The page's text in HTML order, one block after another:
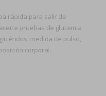
rápida para salir de
pruebas de glucemia
medida de pulso,
corporal.